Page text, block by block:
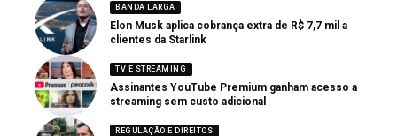
BANDA LARGA
Elon Musk aplica cobrança extra de R$ 7,7 mil a
clientes da Starlink
TV E STREAMING
Assinantes YouTube Premium ganham acesso a
streaming sem custo adicional
REGULAÇÃO E DIREITOS